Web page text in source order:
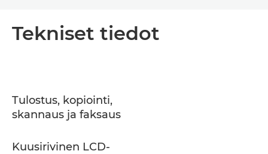
Tekniset tiedot
Tulostus, kopiointi,
skannaus ja faksaus
Kuusirivinen LCD-